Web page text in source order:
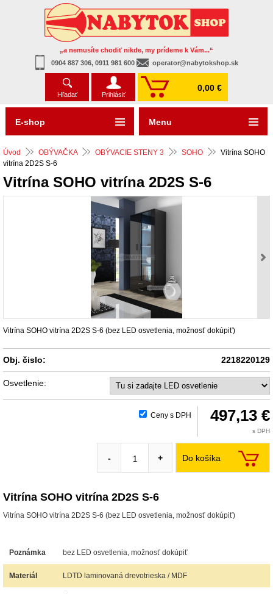
„a nemusíte chodiť nikde, my prídeme k Vám...“
0904 887 306, 0911 981 600
operator@nabytokshop.sk
Hľadať Prihlásiť
0,00 €
Úvod OBÝVAČKA OBÝVACIE STENY 3 SOHO
Vitrína SOHO
vitrína 2D2S S-6
Vitrína SOHO vitrína 2D2S S-6
Vitrína SOHO vitrína 2D2S S-6 (bez LED osvetlenia, možnosť dokúpiť)
Obj. čislo: 2218220129
Osvetlenie:
Ceny s DPH 497,13 €
s DPH
Do košíka
- +
Vitrína SOHO vitrína 2D2S S-6
Vitrína SOHO vitrína 2D2S S-6 (bez LED osvetlenia, možnosť dokúpiť)
Poznámka bez LED osvetlenia, možnosť dokúpiť
Materiál LDTD laminovaná drevotrieska / MDF
E-shop Menu